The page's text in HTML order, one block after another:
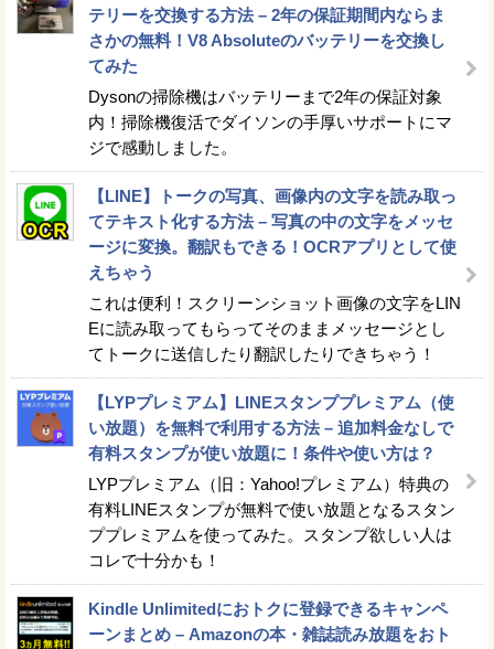
テリーを交換する方法 – 2年の保証期間内ならま
さかの無料！V8 Absoluteのバッテリーを交換し
てみた
Dysonの掃除機はバッテリーまで2年の保証対象
内！掃除機復活でダイソンの手厚いサポートにマ
ジで感動しました。
【LINE】トークの写真、画像内の文字を読み取っ
てテキスト化する方法 – 写真の中の文字をメッセ
ージに変換。翻訳もできる！OCRアプリとして使
えちゃう
これは便利！スクリーンショット画像の文字をLIN
Eに読み取ってもらってそのままメッセージとし
てトークに送信したり翻訳したりできちゃう！
【LYPプレミアム】LINEスタンププレミアム（使
い放題）を無料で利用する方法 – 追加料金なしで
有料スタンプが使い放題に！条件や使い方は？
LYPプレミアム（旧：Yahoo!プレミアム）特典の
有料LINEスタンプが無料で使い放題となるスタン
ププレミアムを使ってみた。スタンプ欲しい人は
コレで十分かも！
Kindle Unlimitedにおトクに登録できるキャンペ
ーンまとめ – Amazonの本・雑誌読み放題をおト